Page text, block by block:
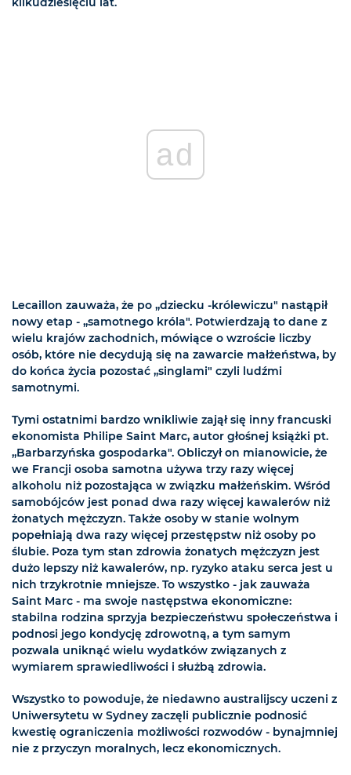
ad
Lecaillon zauważa, że po „dziecku -królewiczu" nastąpił
nowy etap - „samotnego króla". Potwierdzają to dane z
wielu krajów zachodnich, mówiące o wzroście liczby
osób, które nie decydują się na zawarcie małżeństwa, by
do końca życia pozostać „singlami" czyli ludźmi
samotnymi.
Tymi ostatnimi bardzo wnikliwie zajął się inny francuski
ekonomista Philipe Saint Marc, autor głośnej książki pt.
„Barbarzyńska gospodarka". Obliczył on mianowicie, że
we Francji osoba samotna używa trzy razy więcej
alkoholu niż pozostająca w związku małżeńskim. Wśród
samobójców jest ponad dwa razy więcej kawalerów niż
żonatych mężczyzn. Także osoby w stanie wolnym
popełniają dwa razy więcej przestępstw niż osoby po
ślubie. Poza tym stan zdrowia żonatych mężczyzn jest
dużo lepszy niż kawalerów, np. ryzyko ataku serca jest u
nich trzykrotnie mniejsze. To wszystko - jak zauważa
Saint Marc - ma swoje następstwa ekonomiczne:
stabilna rodzina sprzyja bezpieczeństwu społeczeństwa i
podnosi jego kondycję zdrowotną, a tym samym
pozwala uniknąć wielu wydatków związanych z
wymiarem sprawiedliwości i służbą zdrowia.
Wszystko to powoduje, że niedawno australijscy uczeni z
Uniwersytetu w Sydney zaczęli publicznie podnosić
kwestię ograniczenia możliwości rozwodów - bynajmniej
nie z przyczyn moralnych, lecz ekonomicznych.